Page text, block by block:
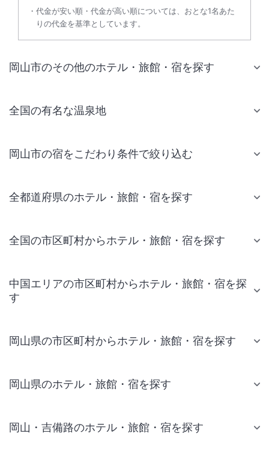
代金が安い順・代金が高い順については、おとな1名あた
りの代金を基準としています。
岡山市のその他のホテル・旅館・宿を探す
全国の有名な温泉地
岡山市の宿をこだわり条件で絞り込む
全都道府県のホテル・旅館・宿を探す
全国の市区町村からホテル・旅館・宿を探す
中国エリアの市区町村からホテル・旅館・宿を探
す
岡山県の市区町村からホテル・旅館・宿を探す
岡山県のホテル・旅館・宿を探す
岡山・吉備路のホテル・旅館・宿を探す